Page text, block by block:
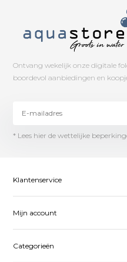
Ontvang wekelijk onze digitale
boordevol aanbiedingen en
* Lees hier de wettelijke
Klantenservice
Mijn account
Categorieën